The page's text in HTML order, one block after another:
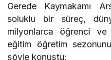
Gerede Kaymakamı
soluklu bir süreç,
milyonlarca öğrenci ve
eğitim öğretim sezonunu
şöyle konuştu: